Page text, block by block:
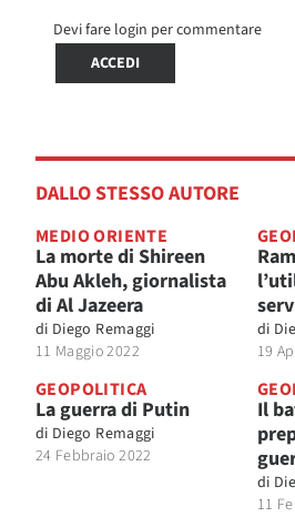
Devi fare login per commentare
ACCEDI
DALLO STESSO AUTORE
MEDIO ORIENTE
La morte di Shireen
Abu Akleh, giornalista
di Al Jazeera
di Diego Remaggi
11 Maggio 2022
di
19
GEOPOLITICA
La guerra di Putin
di Diego Remaggi
24 Febbraio 2022
Il
di
11